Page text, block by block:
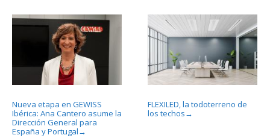
Nueva etapa en GEWISS
Ibérica: Ana Cantero asume la
Dirección General para
España y Portugal →
FLEXILED, la todoterreno de
los techos →